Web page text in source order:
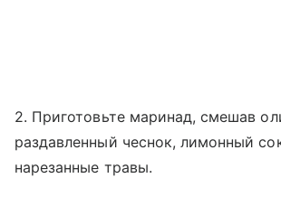
2. Приготовьте маринад, смешав
раздавленный чеснок, лимонный
нарезанные травы.